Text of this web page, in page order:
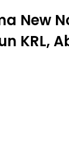
New
KRL,